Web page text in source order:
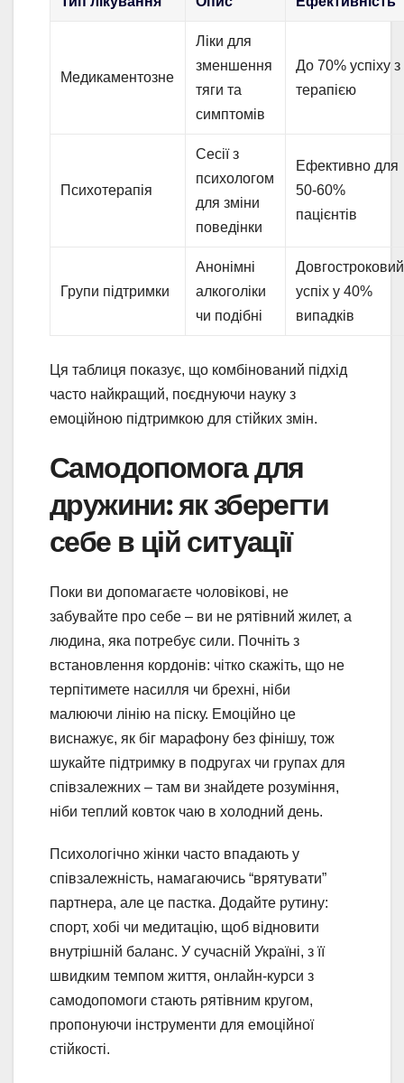
Медикаментозне
Ліки для
зменшення
тяги та
симптомів
До 70% успіху з
терапією
Психотерапія
Сесії з
психологом
для зміни
поведінки
Ефективно для
50-60%
пацієнтів
Групи підтримки
Анонімні
алкоголіки
чи подібні
Довгостроковий
успіх у 40%
випадків
Ця таблиця показує, що комбінований підхід
часто найкращий, поєднуючи науку з
емоційною підтримкою для стійких змін.
Самодопомога для
дружини: як зберегти
себе в цій ситуації
Поки ви допомагаєте чоловікові, не
забувайте про себе – ви не рятівний жилет, а
людина, яка потребує сили. Почніть з
встановлення кордонів: чітко скажіть, що не
терпітимете насилля чи брехні, ніби
малюючи лінію на піску. Емоційно це
виснажує, як біг марафону без фінішу, тож
шукайте підтримку в подругах чи групах для
співзалежних – там ви знайдете розуміння,
ніби теплий ковток чаю в холодний день.
Психологічно жінки часто впадають у
співзалежність, намагаючись “врятувати”
партнера, але це пастка. Додайте рутину:
спорт, хобі чи медитацію, щоб відновити
внутрішній баланс. У сучасній Україні, з її
швидким темпом життя, онлайн-курси з
самодопомоги стають рятівним кругом,
пропонуючи інструменти для емоційної
стійкості.